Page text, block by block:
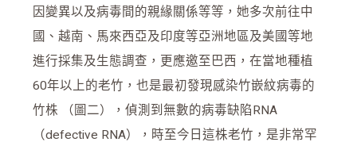
因變異以及病毒間的親緣關係等等，她多次前往中
國、越南、馬來西亞及印度等亞洲地區及美國等地
進行採集及生態調查，更應邀至巴西，在當地種植
60年以上的老竹，也是最初發現感染竹嵌紋病毒的
竹株 （圖二），偵測到無數的病毒缺陷RNA
（defective RNA），時至今日這株老竹，是非常罕